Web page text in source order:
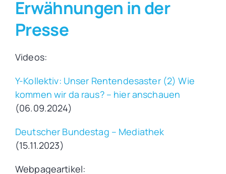
Erwähnungen in der
Presse
Videos:
Y-Kollektiv: Unser Rentendesaster (2) Wie
kommen wir da raus? – hier anschauen
(06.09.2024)
Deutscher Bundestag – Mediathek
(15.11.2023)
Webpageartikel: